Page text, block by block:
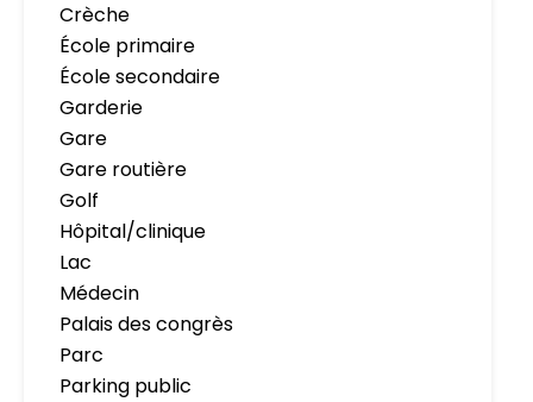
Crèche
École primaire
École secondaire
Garderie
Gare
Gare routière
Golf
Hôpital/clinique
Lac
Médecin
Palais des congrès
Parc
Parking public